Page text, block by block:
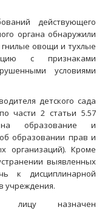
действующего
органа обнаружили
овощи и тухлые
с признаками
условиями
детского сада
части 2 статьи 5.57
образование и
образовании прав и
организаций). Кроме
выявленных
к дисциплинарной
учреждения.
лицу назначен